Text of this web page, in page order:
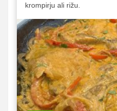
krompirju ali rižu.